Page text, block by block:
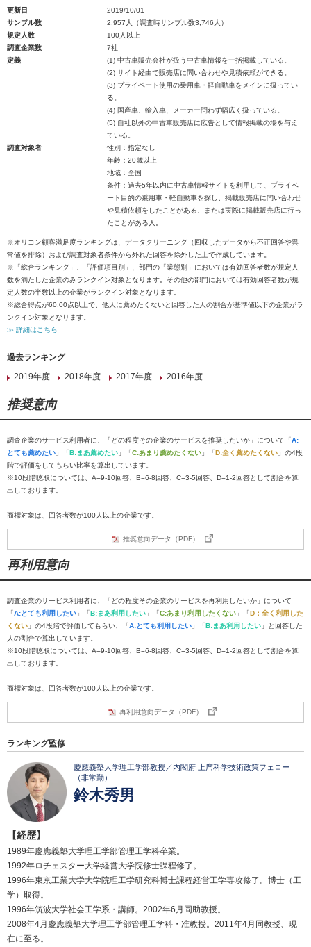
更新日
2019/10/01
サンプル数
2,957人（調査時サンプル数3,746人）
規定人数
100人以上
調査企業数
7社
定義
(1) 中古車販売会社が扱う中古車情報を一括掲載している。
(2) サイト経由で販売店に問い合わせや見積依頼ができる。
(3) プライベート使用の乗用車・軽自動車をメインに扱ってい
る。
(4) 国産車、輸入車、メーカー問わず幅広く扱っている。
(5) 自社以外の中古車販売店に広告として情報掲載の場を与え
ている。
調査対象者
性別：指定なし
年齢：20歳以上
地域：全国
条件：過去5年以内に中古車情報サイトを利用して、プライベ
ート目的の乗用車・軽自動車を探し、掲載販売店に問い合わせ
や見積依頼をしたことがある、または実際に掲載販売店に行っ
たことがある人。
※オリコン顧客満足度ランキングは、データクリーニング（回収したデータから不正回答や異
常値を排除）および調査対象者条件から外れた回答を除外した上で作成しています。
※「総合ランキング」、「評価項目別」、部門の「業態別」においては有効回答者数が規定人
数を満たした企業のみランクイン対象となります。その他の部門においては有効回答者数が規
定人数の半数以上の企業がランクイン対象となります。
※総合得点が60.00点以上で、他人に薦めたくないと回答した人の割合が基準値以下の企業がラ
ンクイン対象となります。
≫ 詳細はこちら
過去ランキング
2019年度
2018年度 2017年度 2016年度
推奨意向
調査企業のサービス利用者に、「どの程度その企業のサービスを推奨したいか」について「A:
とても薦めたい 」「B:まあ薦めたい 」「C:あまり薦めたくない 」「D:全く薦めたくない 」の4段
階で評価をしてもらい比率を算出しています。
※10段階聴取については、A=9-10回答、B=6-8回答、C=3-5回答、D=1-2回答として割合を算
出しております。
商標対象は、回答者数が100人以上の企業です。
推奨意向データ（PDF）
再利用意向
調査企業のサービス利用者に、「どの程度その企業のサービスを再利用したいか」について
「A:とても利用したい 」「B:まあ利用したい 」「C:あまり利用したくない 」「D：全く利用した
くない 」の4段階で評価してもらい、「A:とても利用したい 」「B:まあ利用したい 」と回答した
人の割合で算出しています。
※10段階聴取については、A=9-10回答、B=6-8回答、C=3-5回答、D=1-2回答として割合を算
出しております。
商標対象は、回答者数が100人以上の企業です。
再利用意向データ（PDF）
ランキング監修
慶應義塾大学理工学部教授／内閣府 上席科学技術政策フェロー
（非常勤）
鈴木秀男
【経歴】
1989年慶應義塾大学理工学部管理工学科卒業。
1992年ロチェスター大学経営大学院修士課程修了。
1996年東京工業大学大学院理工学研究科博士課程経営工学専攻修了。博士（工
学）取得。
1996年筑波大学社会工学系・講師。2002年6月同助教授。
2008年4月慶應義塾大学理工学部管理工学科・准教授。2011年4月同教授、現
在に至る。